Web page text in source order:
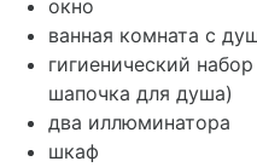
окно
ванная комната с
гигиенический
шапочка для душа)
два иллюминатора
шкаф